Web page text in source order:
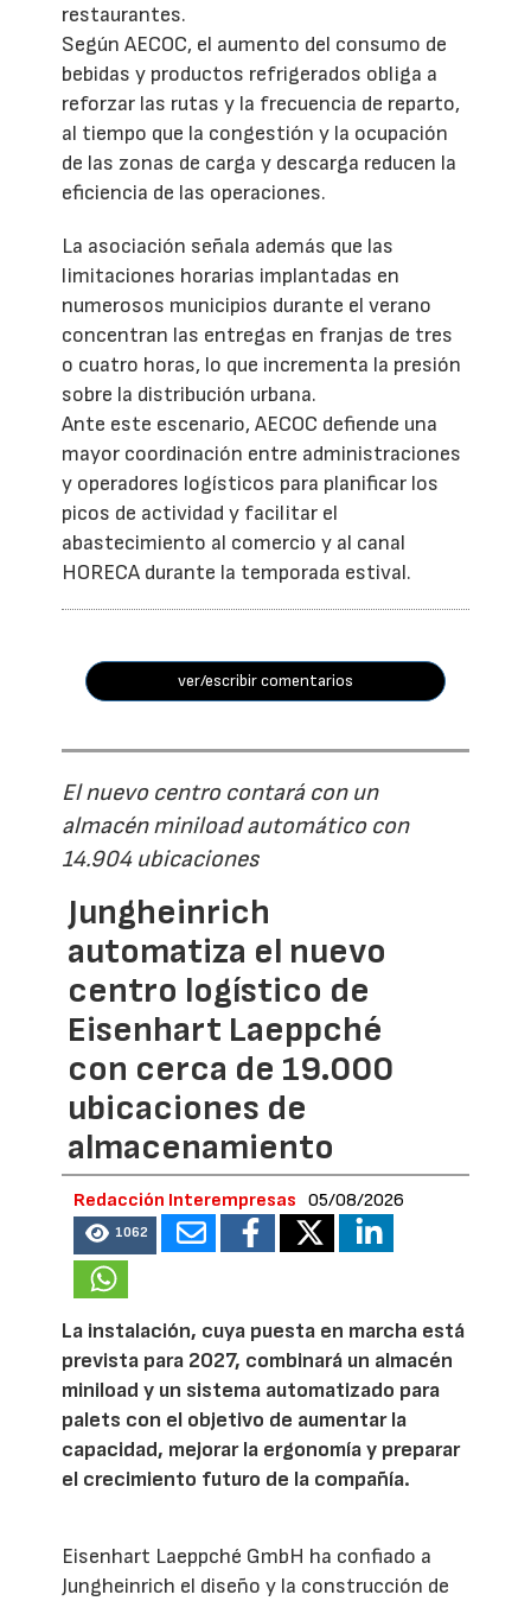
restaurantes.
Según AECOC, el aumento del consumo de
bebidas y productos refrigerados obliga a
reforzar las rutas y la frecuencia de reparto,
al tiempo que la congestión y la ocupación
de las zonas de carga y descarga reducen la
eficiencia de las operaciones.
La asociación señala además que las
limitaciones horarias implantadas en
numerosos municipios durante el verano
concentran las entregas en franjas de tres
o cuatro horas, lo que incrementa la presión
sobre la distribución urbana.
Ante este escenario, AECOC defiende una
mayor coordinación entre administraciones
y operadores logísticos para planificar los
picos de actividad y facilitar el
abastecimiento al comercio y al canal
HORECA durante la temporada estival.
ver/escribir comentarios
El nuevo centro contará con un
almacén miniload automático con
14.904 ubicaciones
Jungheinrich
automatiza el nuevo
centro logístico de
Eisenhart Laeppché
con cerca de 19.000
ubicaciones de
almacenamiento
Redacción Interempresas 05/08/2026
1062
La instalación, cuya puesta en marcha está
prevista para 2027, combinará un almacén
miniload y un sistema automatizado para
palets con el objetivo de aumentar la
capacidad, mejorar la ergonomía y preparar
el crecimiento futuro de la compañía.
Eisenhart Laeppché GmbH ha confiado a
Jungheinrich el diseño y la construcción de